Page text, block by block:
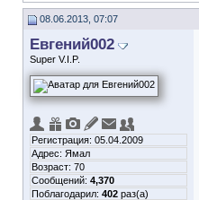
08.06.2013, 07:07
Евгений002
Super V.I.P.
Регистрация: 05.04.2009
Адрес: Ямал
Возраст: 70
Сообщений: 4,370
Поблагодарил: 402 раз(а)